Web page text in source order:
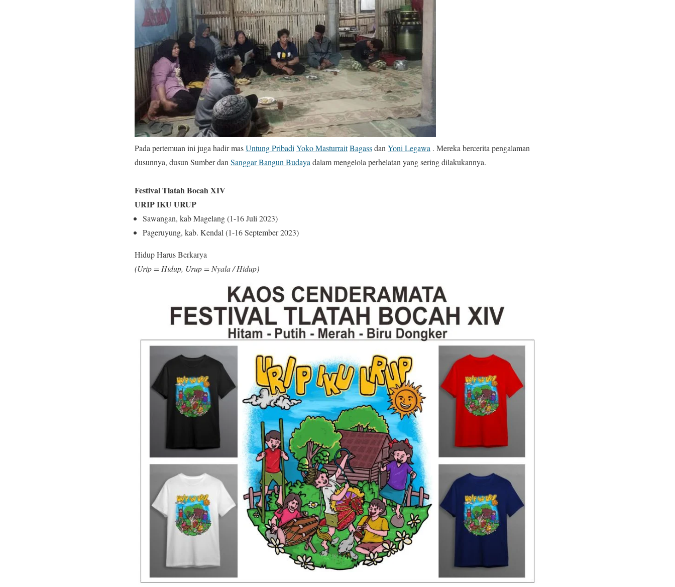
Pada pertemuan ini juga hadir masUntung Pribadi Yoko MasturraitBagassdan Yoni Legawa . Mereka bercerita pengalaman
dusunnya, dusun Sumber dan Sanggar Bangun Budaya dalam mengelola perhelatan yang sering dilakukannya.
Festival Tlatah Bocah XIV
URIP IKU URUP
Sawangan, kab Magelang (1-16 Juli 2023)
Pageruyung, kab. Kendal (1-16 September 2023)
Hidup Harus Berkarya
(Urip = Hidup, Urup = Nyala / Hidup)